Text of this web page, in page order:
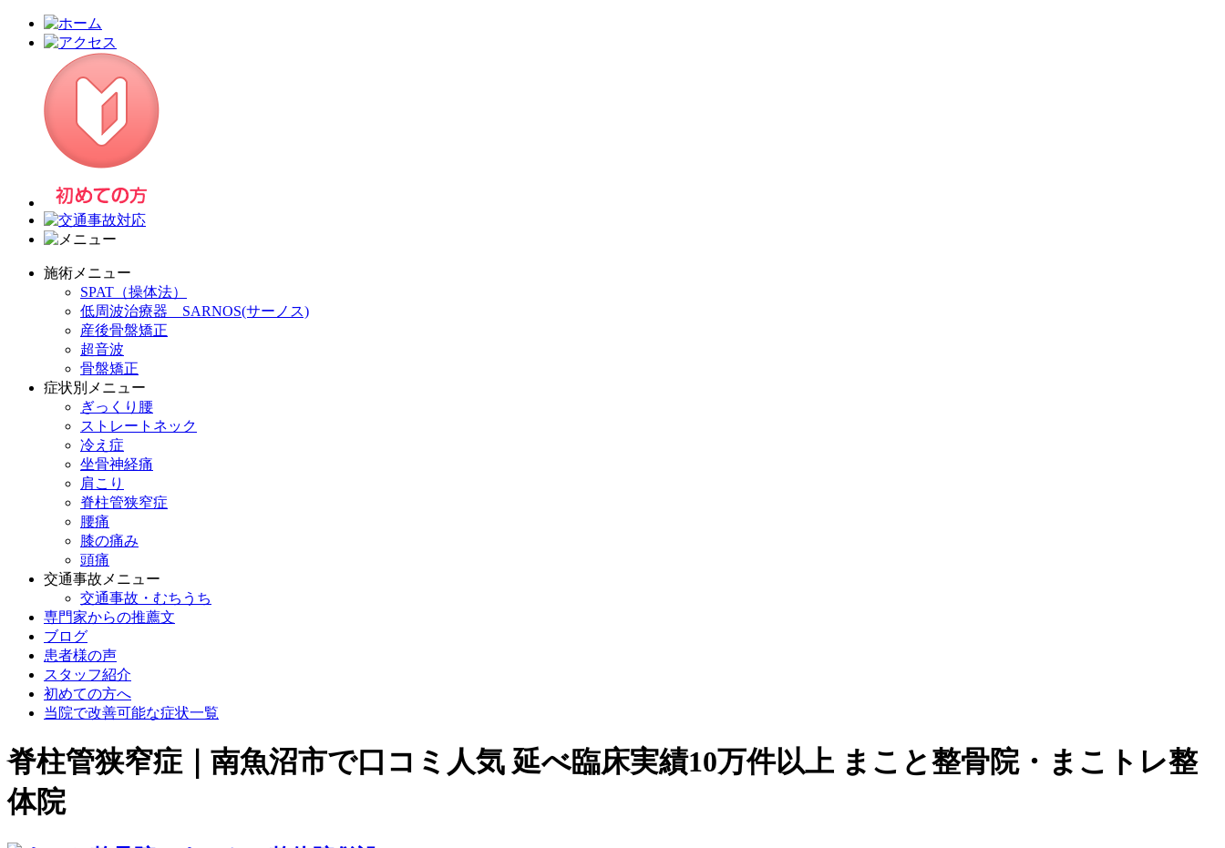
施術メニュー
SPAT（操体法）
低周波治療器 SARNOS(サーノス)
産後骨盤矯正
超音波
骨盤矯正
症状別メニュー
ぎっくり腰
ストレートネック
冷え症
坐骨神経痛
肩こり
脊柱管狭窄症
腰痛
膝の痛み
頭痛
交通事故メニュー
交通事故・むちうち
専門家からの推薦文
ブログ
患者様の声
スタッフ紹介
初めての方へ
当院で改善可能な症状一覧
脊柱管狭窄症｜南魚沼市で口コミ人気 延べ臨床実績10万件以上 まこと整骨院・まこトレ整
体院